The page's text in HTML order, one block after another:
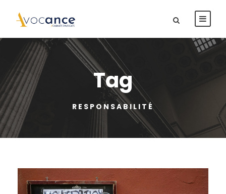
Tag
RESPONSABILITÉ